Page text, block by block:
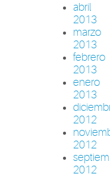
abril
2013
marzo
2013
febrero
2013
enero
2013
2012
2012
2012